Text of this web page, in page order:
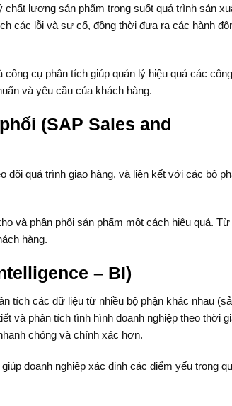
lượng sản phẩm trong suốt quá trình sản
các lỗi và sự cố, đồng thời đưa ra các hành
cụ phân tích giúp quản lý hiệu quả các
và yêu cầu của khách hàng.
(SAP Sales and
dõi quá trình giao hàng, và liên kết với các bộ
và phân phối sản phẩm một cách hiệu quả. Từ
hàng.
– BI)
tích các dữ liệu từ nhiều bộ phận khác nhau
và phân tích tình hình doanh nghiệp theo thời
chóng và chính xác hơn.
doanh nghiệp xác định các điểm yếu trong